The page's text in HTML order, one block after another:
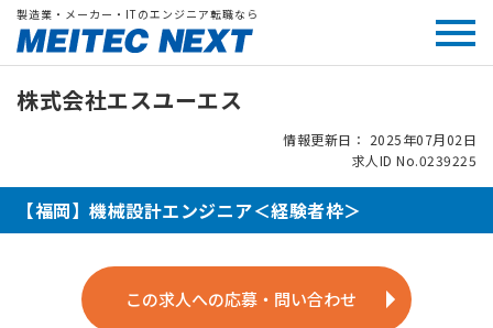
製造業・メーカー・ITのエンジニア転職なら
株式会社エスユーエス
情報更新日： 2025年07月02日
求人ID No.0239225
【福岡】機械設計エンジニア＜経験者枠＞
この求人への応募・問い合わせ